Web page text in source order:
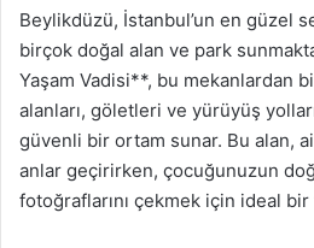
Beylikdüzü, İstanbul’un en güzel
birçok doğal alan ve park
Yaşam Vadisi**, bu mekanlardan
alanları, göletleri ve yürüyüş
güvenli bir ortam sunar. Bu alan,
anlar geçirirken, çocuğunuzun
fotoğraflarını çekmek için ideal